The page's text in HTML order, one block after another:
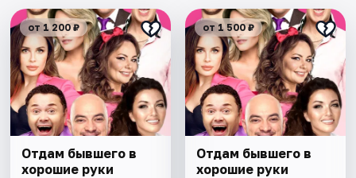
от 1 200 ₽
Отдам бывшего в
хорошие руки
от 1 500 ₽
Отдам бывшего в
хорошие руки